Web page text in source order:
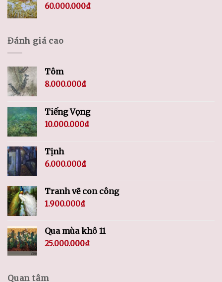
60.000.000₫
Đánh giá cao
Tôm
8.000.000₫
Tiếng Vọng
10.000.000₫
Tịnh
6.000.000₫
Tranh vẽ con công
1.900.000₫
Qua mùa khô 11
25.000.000₫
Quan tâm